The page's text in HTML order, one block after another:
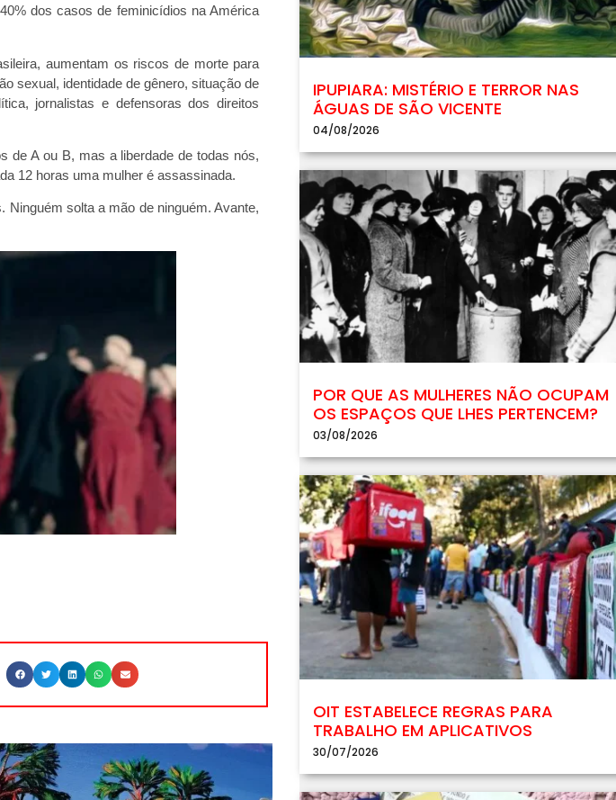
dos casos de feminicídios na América
aumentam os riscos de morte para
sexual, identidade de gênero, situação de
jornalistas e defensoras dos direitos
de A ou B, mas a liberdade de todas nós,
12 horas uma mulher é assassinada.
Ninguém solta a mão de ninguém. Avante,
IPUPIARA: MISTÉRIO E TERROR NAS
ÁGUAS DE SÃO VICENTE
04/08/2026
POR QUE AS MULHERES NÃO OCUPAM
OS ESPAÇOS QUE LHES PERTENCEM?
03/08/2026
OIT ESTABELECE REGRAS PARA
TRABALHO EM APLICATIVOS
30/07/2026